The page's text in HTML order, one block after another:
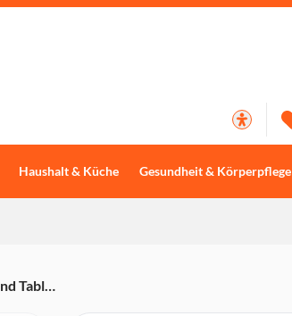
Haushalt & Küche Gesundheit & Körperpflege
Tablet